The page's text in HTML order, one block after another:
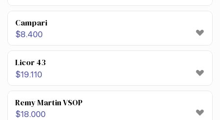
Campari
$8.400
Licor 43
$19.110
Remy Martin VSOP
$18.000